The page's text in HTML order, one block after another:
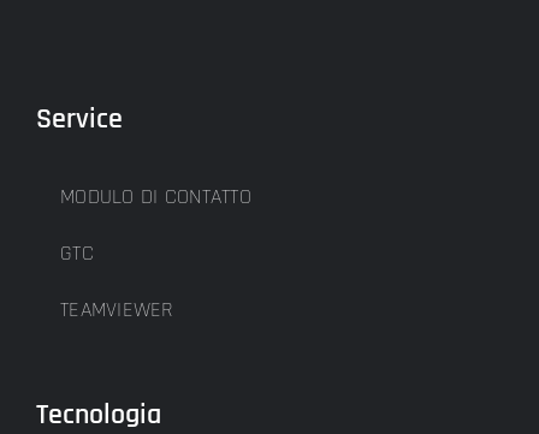
Service
MODULO DI CONTATTO
GTC
TEAMVIEWER
Tecnologia